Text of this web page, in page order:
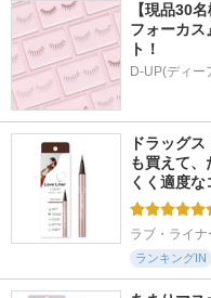
【現品30
フォーカス
ト！
D-UP(ディー
ドラッグ
も買えて
くく適度
ラブ・ライ
ランキングIN